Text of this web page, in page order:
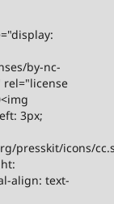
by-nc-
rel="license
3px;
presskit/icons/
align: text-